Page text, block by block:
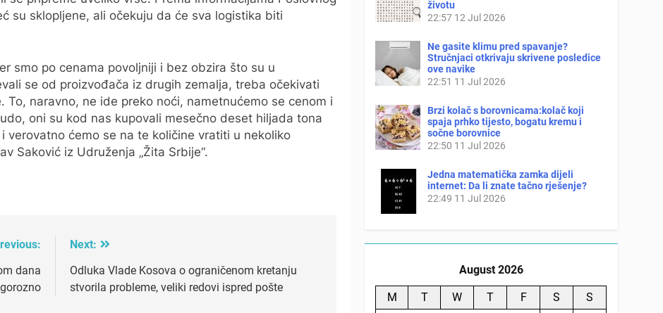
su sklopljene, ali očekuju da će sva logistika biti
smo po cenama povoljniji i bez obzira što su u
se od proizvođača iz drugih zemalja, treba očekivati
naravno, ne ide preko noći, nametnućemo se cenom i
oni su kod nas kupovali mesečno deset hiljada tona
verovatno ćemo se na te količine vratiti u nekoliko
Saković iz Udruženja „Žita Srbije“.
dana
Next:
Odluka Vlade Kosova o ograničenom kretanju
stvorila probleme, veliki redovi ispred pošte
životu
22:57 12 Jul 2026
Ne gasite klimu pred spavanje?
Stručnjaci otkrivaju skrivene posledice
ove navike
22:51 11 Jul 2026
Brzi kolač s borovnicama:kolač koji
spaja prhko tijesto, bogatu kremu i
sočne borovnice
22:50 11 Jul 2026
Jedna matematička zamka dijeli
internet: Da li znate tačno rješenje?
22:49 11 Jul 2026
August 2026
M T W T F S
S